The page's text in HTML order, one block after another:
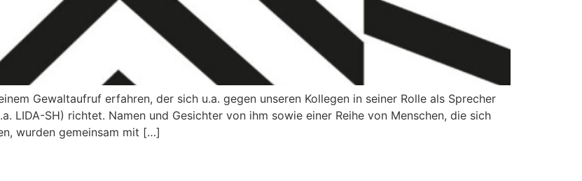
Gewaltaufruf erfahren, der sich u.a. gegen unseren Kollegen in seiner Rolle als Sprecher
LIDA-SH) richtet. Namen und Gesichter von ihm sowie einer Reihe von Menschen, die sich
wurden gemeinsam mit […]